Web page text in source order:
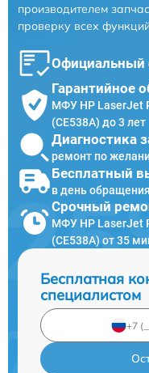
производителем
проверку всех
Официальный
Гарантийное
МФУ HP LaserJet
(CE538A) до 3 лет
Диагностика
ремонт по
Бесплатный
в день обращения
Срочный
МФУ HP LaserJet
(CE538A) от 35
Бесплатная
специалистом